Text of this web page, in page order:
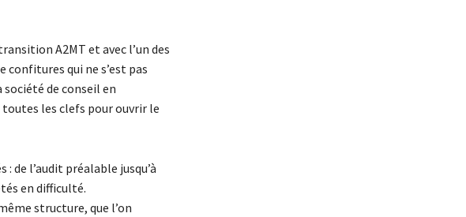
A2MT et avec l’un des
confitures qui ne s’est pas
société de conseil en
les clefs pour ouvrir le
de l’audit préalable jusqu’à
en difficulté.
structure, que l’on